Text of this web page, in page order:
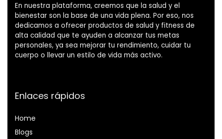
En nuestra plataforma, creemos que la salud y el
bienestar son la base de una vida plena. Por eso, nos
dedicamos a ofrecer productos de salud y fitness de
alta calidad que te ayuden a alcanzar tus metas
personales, ya sea mejorar tu rendimiento, cuidar tu
cuerpo o llevar un estilo de vida más activo.
Enlaces rápidos
Home
Blogs